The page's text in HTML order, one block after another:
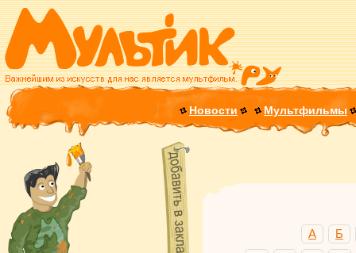
Новости Мультфильмы
А
Б